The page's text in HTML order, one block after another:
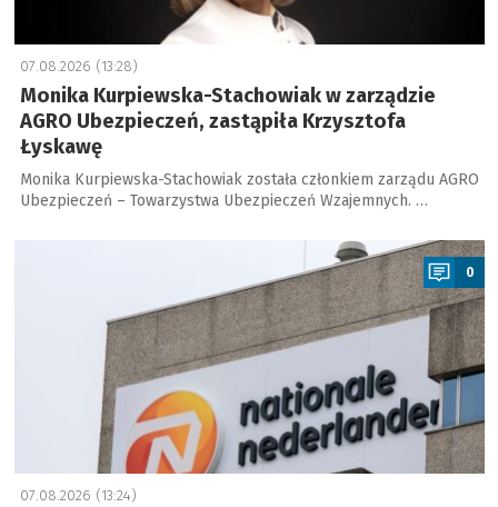
07.08.2026 (13:28)
Monika Kurpiewska-Stachowiak w zarządzie
AGRO Ubezpieczeń, zastąpiła Krzysztofa
Łyskawę
Monika Kurpiewska-Stachowiak została członkiem zarządu AGRO
Ubezpieczeń – Towarzystwa Ubezpieczeń Wzajemnych. …
0
07.08.2026 (13:24)